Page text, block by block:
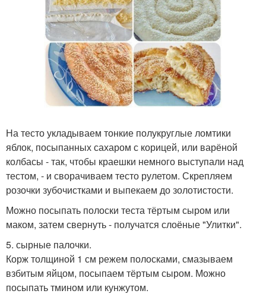
На тесто укладываем тонкие полукруглые ломтики
яблок, посыпанных сахаром с корицей, или варёной
колбасы - так, чтобы краешки немного выступали над
тестом, - и сворачиваем тесто рулетом. Скрепляем
розочки зубочистками и выпекаем до золотистости.
Можно посыпать полоски теста тёртым сыром или
маком, затем свернуть - получатся слоёные "Улитки".
5. сырные палочки.
Корж толщиной 1 см режем полосками, смазываем
взбитым яйцом, посыпаем тёртым сыром. Можно
посыпать тмином или кунжутом.